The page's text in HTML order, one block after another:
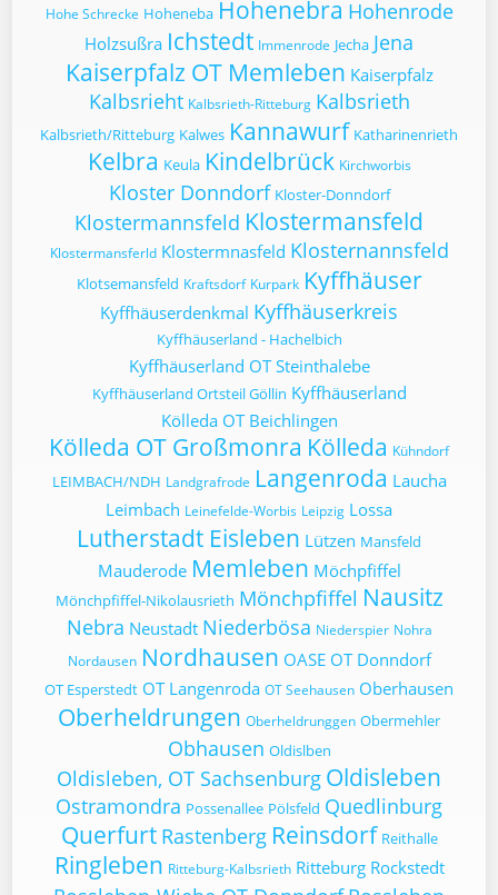
Hohe Schrecke Hoheneba Hohenebra Hohenrode
Holzsußra Ichstedt Immenrode Jecha Jena
Kaiserpfalz OT Memleben Kaiserpfalz
Kalbsrieht Kalbsrieth-Ritteburg Kalbsrieth
Kalbsrieth/Ritteburg Kalwes Kannawurf Katharinenrieth
Kelbra Keula Kindelbrück Kirchworbis
Kloster Donndorf Kloster-Donndorf
Klostermannsfeld Klostermansfeld
Klostermansferld Klostermnasfeld Klosternannsfeld
Klotsemansfeld Kraftsdorf Kurpark Kyffhäuser
Kyffhäuserdenkmal Kyffhäuserkreis
Kyffhäuserland - Hachelbich
Kyffhäuserland OT Steinthalebe
Kyffhäuserland Ortsteil Göllin Kyffhäuserland
Kölleda OT Beichlingen
Kölleda OT Großmonra Kölleda Kühndorf
LEIMBACH/NDH Landgrafrode Langenroda Laucha
Leimbach Leinefelde-Worbis Leipzig Lossa
Lutherstadt Eisleben Lützen Mansfeld
Mauderode Memleben Möchpfiffel
Mönchpfiffel-Nikolausrieth Mönchpfiffel Nausitz
Nebra Neustadt Niederbösa Niederspier Nohra
Nordausen Nordhausen OASE OT Donndorf
OT Esperstedt OT Langenroda OT Seehausen Oberhausen
Oberheldrungen Oberheldrunggen Obermehler
Obhausen Oldislben
Oldisleben, OT Sachsenburg Oldisleben
Ostramondra Possenallee Pölsfeld Quedlinburg
Querfurt Rastenberg Reinsdorf Reithalle
Ringleben Ritteburg-Kalbsrieth Ritteburg Rockstedt